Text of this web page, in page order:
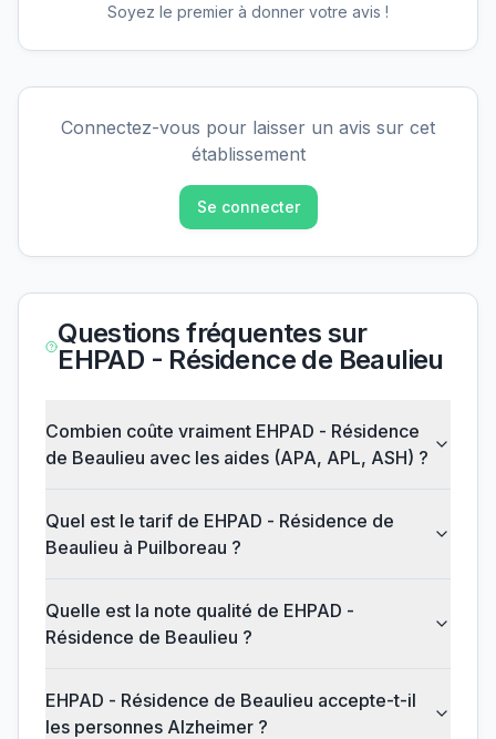
Soyez le premier à donner votre avis !
Connectez-vous pour laisser un avis sur cet
établissement
Se connecter
Questions fréquentes sur
EHPAD - Résidence de Beaulieu
Combien coûte vraiment EHPAD - Résidence
de Beaulieu avec les aides (APA, APL, ASH) ?
Quel est le tarif de EHPAD - Résidence de
Beaulieu à Puilboreau ?
Quelle est la note qualité de EHPAD -
Résidence de Beaulieu ?
EHPAD - Résidence de Beaulieu accepte-t-il
les personnes Alzheimer ?